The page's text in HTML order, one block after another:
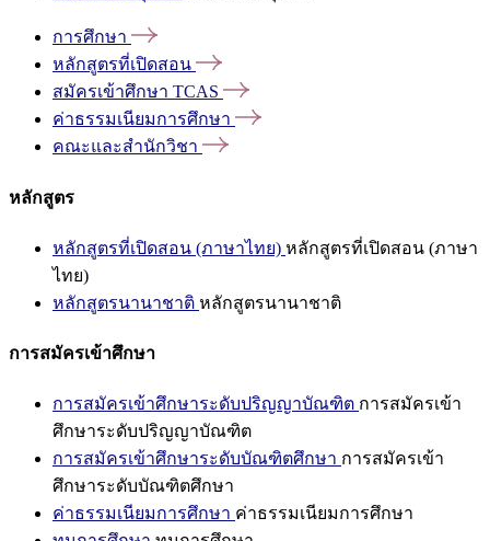
การศึกษา
หลักสูตรที่เปิดสอน
สมัครเข้าศึกษา TCAS
ค่าธรรมเนียมการศึกษา
คณะและสำนักวิชา
หลักสูตร
หลักสูตรที่เปิดสอน (ภาษาไทย) หลักสูตรที่เปิดสอน (ภาษา
ไทย)
หลักสูตรนานาชาติ หลักสูตรนานาชาติ
การสมัครเข้าศึกษา
การสมัครเข้าศึกษาระดับปริญญาบัณฑิต การสมัครเข้า
ศึกษาระดับปริญญาบัณฑิต
การสมัครเข้าศึกษาระดับบัณฑิตศึกษา การสมัครเข้า
ศึกษาระดับบัณฑิตศึกษา
ค่าธรรมเนียมการศึกษา ค่าธรรมเนียมการศึกษา